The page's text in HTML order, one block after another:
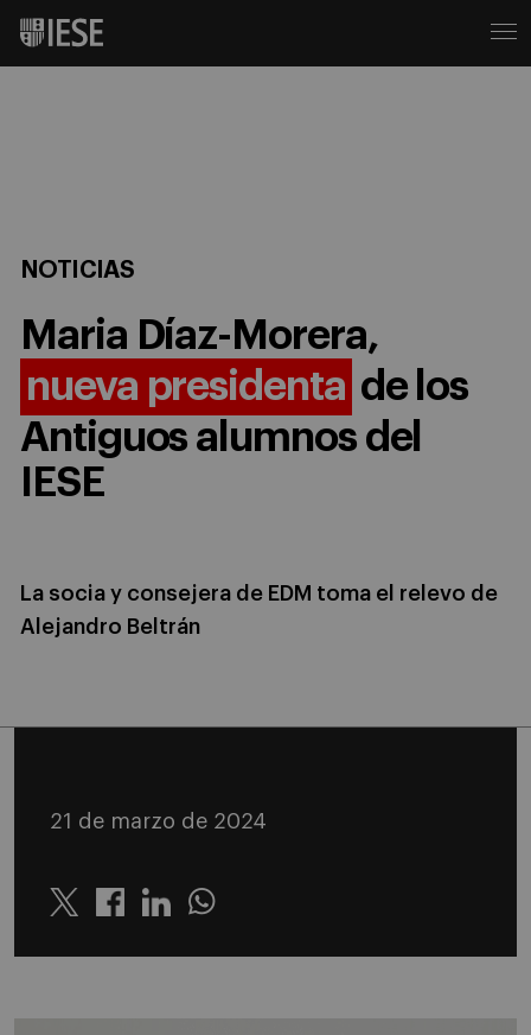
NOTICIAS
Maria Díaz-Morera,
nueva presidenta de los
Antiguos alumnos del
IESE
La socia y consejera de EDM toma el relevo de
Alejandro Beltrán
21 de marzo de 2024
Twitter LinkedinWhatsapp